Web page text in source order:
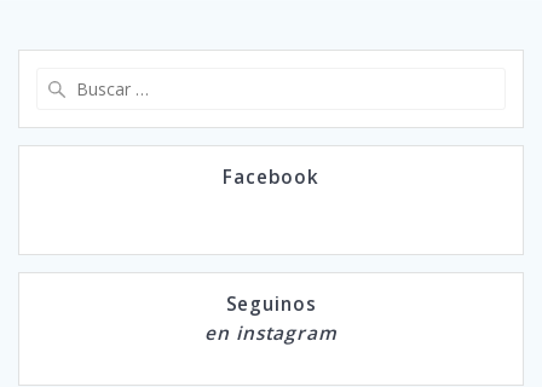
Facebook
Seguinos
en instagram